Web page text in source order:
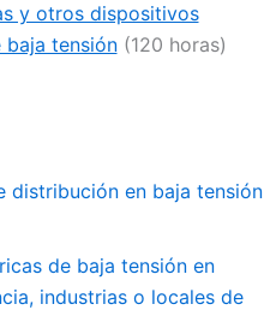
y otros dispositivos
tensión(120 horas)
distribución en baja tensión
de baja tensión en
industrias o locales de